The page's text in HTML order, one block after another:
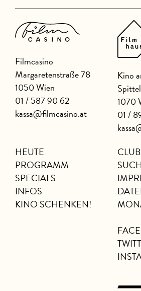
Filmcasino
Margaretenstraße 78
1050 Wien
01 / 587 90 62
kassa@filmcasino.at
Kino
1070
01 /
HEUTE
PROGRAMM
SPECIALS
INFOS
KINO SCHENKEN!